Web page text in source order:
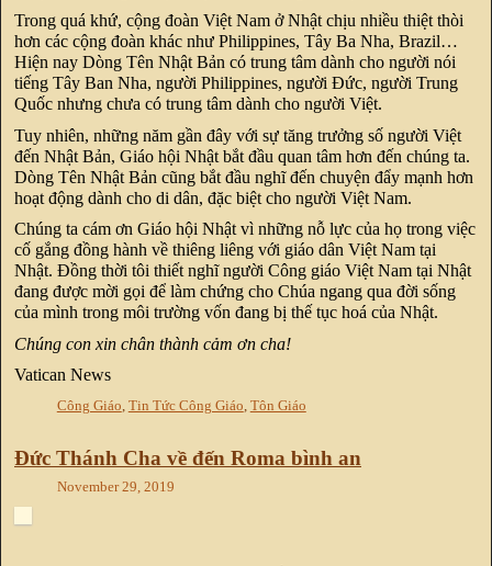
Trong quá khứ, cộng đoàn Việt Nam ở Nhật chịu nhiều thiệt thòi
hơn các cộng đoàn khác như Philippines, Tây Ba Nha, Brazil…
Hiện nay Dòng Tên Nhật Bản có trung tâm dành cho người nói
tiếng Tây Ban Nha, người Philippines, người Đức, người Trung
Quốc nhưng chưa có trung tâm dành cho người Việt.
Tuy nhiên, những năm gần đây với sự tăng trưởng số người Việt
đến Nhật Bản, Giáo hội Nhật bắt đầu quan tâm hơn đến chúng ta.
Dòng Tên Nhật Bản cũng bắt đầu nghĩ đến chuyện đẩy mạnh hơn
hoạt động dành cho di dân, đặc biệt cho người Việt Nam.
Chúng ta cám ơn Giáo hội Nhật vì những nỗ lực của họ trong việc
cố gắng đồng hành về thiêng liêng với giáo dân Việt Nam tại
Nhật. Đồng thời tôi thiết nghĩ người Công giáo Việt Nam tại Nhật
đang được mời gọi để làm chứng cho Chúa ngang qua đời sống
của mình trong môi trường vốn đang bị thế tục hoá của Nhật.
Chúng con xin chân thành cảm ơn cha!
Vatican News
Công Giáo, Tin Tức Công Giáo, Tôn Giáo
Đức Thánh Cha về đến Roma bình an
November 29, 2019